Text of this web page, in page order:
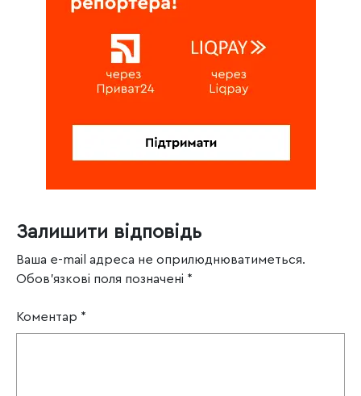
Залишити відповідь
Ваша e-mail адреса не оприлюднюватиметься.
Обов’язкові поля позначені *
Коментар *